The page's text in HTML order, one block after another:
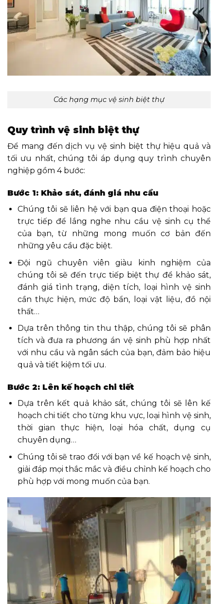
Các hạng mục vệ sinh biệt thự
Quy trình vệ sinh biệt thự
Để mang đến dịch vụ vệ sinh biệt thự hiệu quả và
tối ưu nhất, chúng tôi áp dụng quy trình chuyên
nghiệp gồm 4 bước:
Bước 1: Khảo sát, đánh giá nhu cầu
Chúng tôi sẽ liên hệ với bạn qua điện thoại hoặc
trực tiếp để lắng nghe nhu cầu vệ sinh cụ thể
của bạn, từ những mong muốn cơ bản đến
những yêu cầu đặc biệt.
Đội ngũ chuyên viên giàu kinh nghiệm của
chúng tôi sẽ đến trực tiếp biệt thự để khảo sát,
đánh giá tình trạng, diện tích, loại hình vệ sinh
cần thực hiện, mức độ bẩn, loại vật liệu, đồ nội
thất…
Dựa trên thông tin thu thập, chúng tôi sẽ phân
tích và đưa ra phương án vệ sinh phù hợp nhất
với nhu cầu và ngân sách của bạn, đảm bảo hiệu
quả và tiết kiệm tối ưu.
Bước 2: Lên kế hoạch chi tiết
Dựa trên kết quả khảo sát, chúng tôi sẽ lên kế
hoạch chi tiết cho từng khu vực, loại hình vệ sinh,
thời gian thực hiện, loại hóa chất, dụng cụ
chuyên dụng…
Chúng tôi sẽ trao đổi với bạn về kế hoạch vệ sinh,
giải đáp mọi thắc mắc và điều chỉnh kế hoạch cho
phù hợp với mong muốn của bạn.